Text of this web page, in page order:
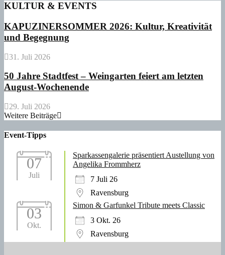
KULTUR & EVENTS
KAPUZINERSOMMER 2026: Kultur, Kreativität
und Begegnung
31. Juli 2026
50 Jahre Stadtfest – Weingarten feiert am letzten
August-Wochenende
29. Juli 2026
Weitere Beiträge
Event-Tipps
07
Juli
Sparkassengalerie präsentiert Austellung von
Angelika Frommherz
7 Juli 26
Ravensburg
03
Okt.
Simon & Garfunkel Tribute meets Classic
3 Okt. 26
Ravensburg